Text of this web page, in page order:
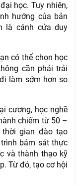
học. Tuy nhiên,
hướng của bản
là cánh cửa duy
có thể chọn học
cần phải trải
làm sớm hơn so
cương, học nghề
chiếm từ 50 –
gian đào tạo
bám sát thực
và thành thạo kỹ
Từ đó, tạo cơ hội